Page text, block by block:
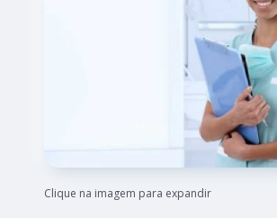
Clique na imagem para expandir